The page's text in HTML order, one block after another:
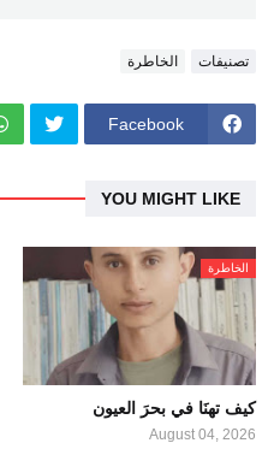
تصنيفات الخاطرة
Facebook
YOU MIGHT LIKE
الخاطرة
كيف تهنَا في بحرَ العيون
August 04, 2026